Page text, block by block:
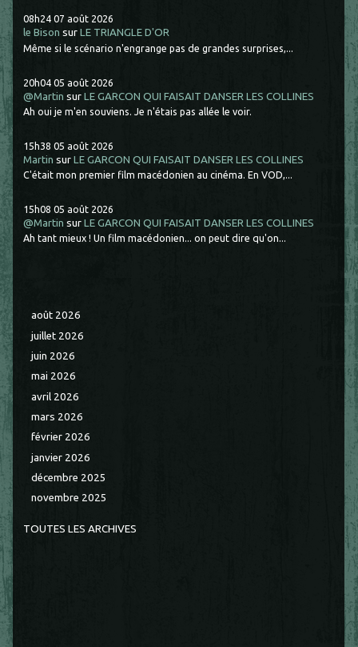
08h24 07 août 2026
le Bison surLE TRIANGLE D'OR
Même si le scénario n'engrange pas de grandes surprises,...
20h04 05 août 2026
@Martin surLE GARCON QUI FAISAIT DANSER LES COLLINES
Ah oui je m'en souviens. Je n'étais pas allée le voir.
15h38 05 août 2026
Martin surLE GARCON QUI FAISAIT DANSER LES COLLINES
C'était mon premier film macédonien au cinéma. En VOD,...
15h08 05 août 2026
@Martin surLE GARCON QUI FAISAIT DANSER LES COLLINES
Ah tant mieux ! Un film macédonien... on peut dire qu'on...
août 2026
juillet 2026
juin 2026
mai 2026
avril 2026
mars 2026
février 2026
janvier 2026
décembre 2025
novembre 2025
TOUTES LES ARCHIVES